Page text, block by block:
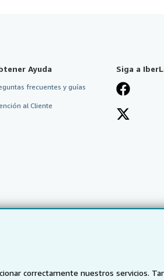
correctamente nuestros servicios.
Ayuda
frecuentes y guías
al Cliente
Siga a